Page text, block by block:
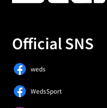
Official SNS
weds
WedsSport